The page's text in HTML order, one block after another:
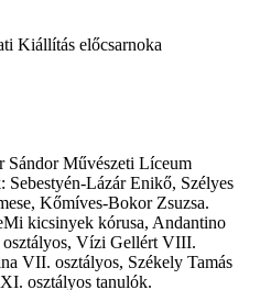
Kiállítás előcsarnoka
Sándor Művészeti Líceum
Sebestyén-Lázár Enikő, Szélyes
Kőmíves-Bokor Zsuzsa.
kicsinyek kórusa, Andantino
Vízi Gellért VIII.
VII. osztályos, Székely Tamás
osztályos tanulók.